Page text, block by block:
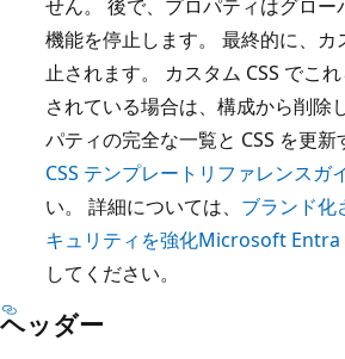
せん。 後で、プロパティはグロー
機能を停止します。 最終的に、カ
止されます。 カスタム CSS でこ
されている場合は、構成から削除
パティの完全な一覧と CSS を更新
CSS テンプレートリファレンスガ
い。 詳細については、 ブランド化
キュリティを強化Microsoft Entra
してください。
ヘッダー